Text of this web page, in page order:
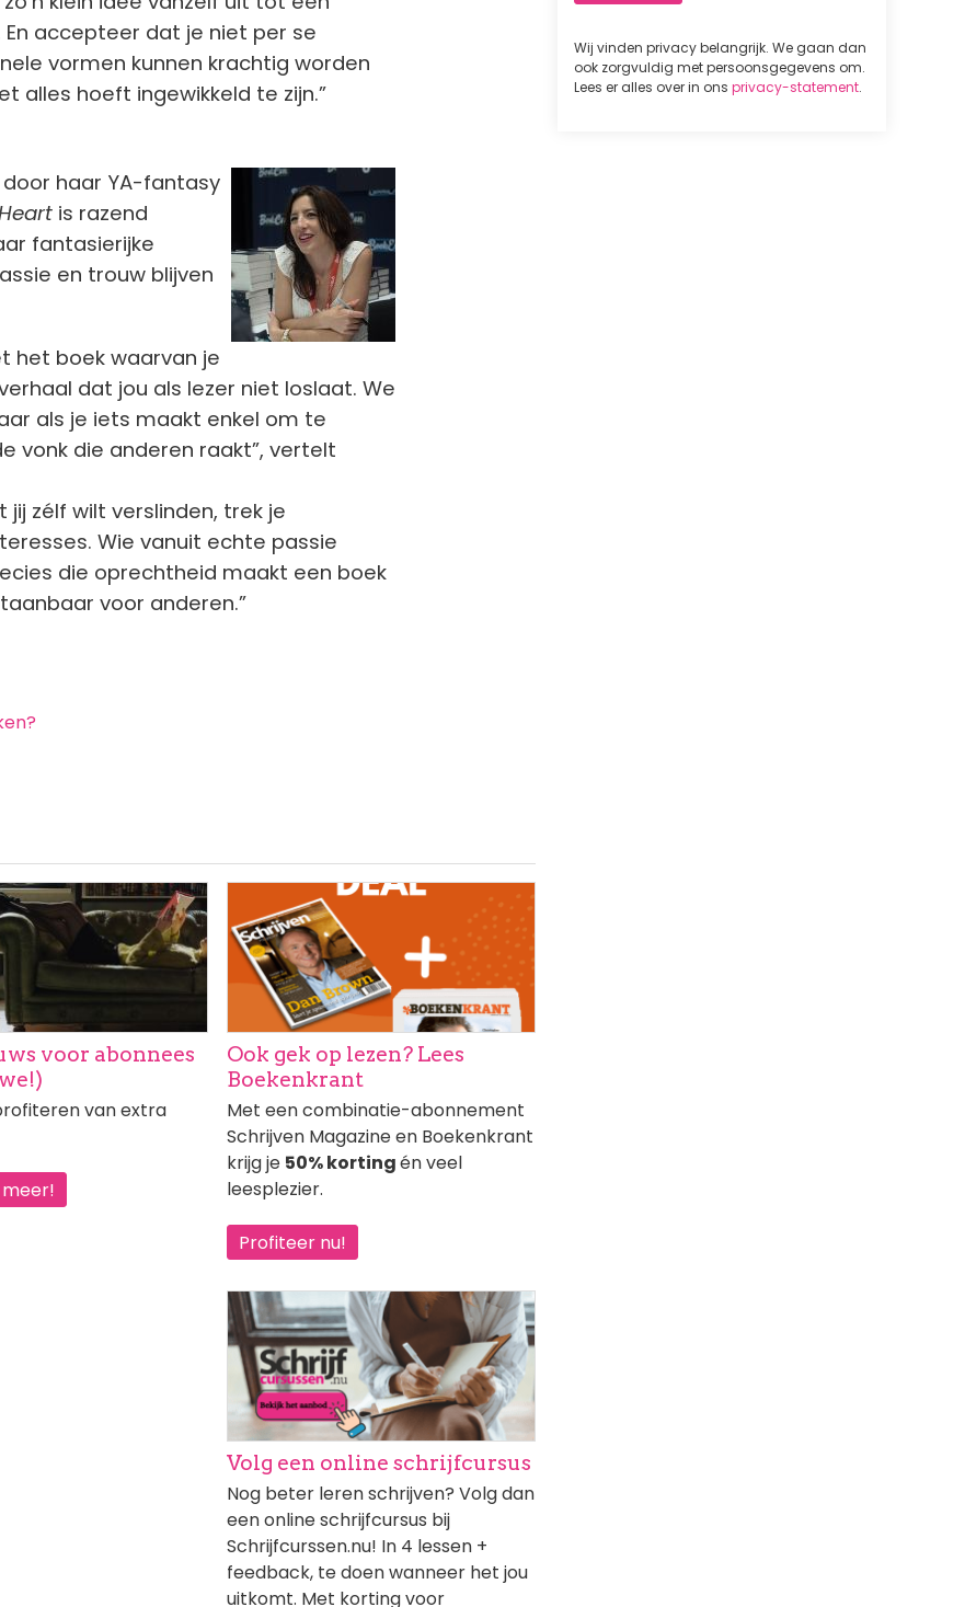
accepteer dat je niet per se
vormen kunnen krachtig worden
alles hoeft ingewikkeld te zijn.”
Afbeelding
haar YA-fantasy
is razend
fantasierijke
en trouw blijven
het boek waarvan je
dat jou als lezer niet loslaat. We
als je iets maakt enkel om te
vonk die anderen raakt”, vertelt
zélf wilt verslinden, trek je
Wie vanuit echte passie
die oprechtheid maakt een boek
voor anderen.”
voor abonnees
van extra
Afbeelding
Ook gek op lezen? Lees
Boekenkrant
Met een combinatie-abonnement
Schrijven Magazine en Boekenkrant
krijg je 50% kortingén veel
leesplezier.
Profiteer nu!
Afbeelding
Volg een online schrijfcursus
Nog beter leren schrijven? Volg dan
een online schrijfcursus bij
Schrijfcurssen.nu! In 4 lessen +
feedback, te doen wanneer het jou
uitkomt. Met korting voor
Wij vinden privacy belangrijk. We gaan dan
ook zorgvuldig met persoonsgegevens om.
Lees er alles over in ons privacy-statement.